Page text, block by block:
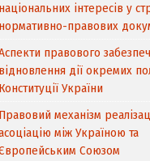
національних інтересів у
нормативно-правових
правового
відновлення дії окремих
Конституції України
Правовий механізм
між Україною та
Cоюзом